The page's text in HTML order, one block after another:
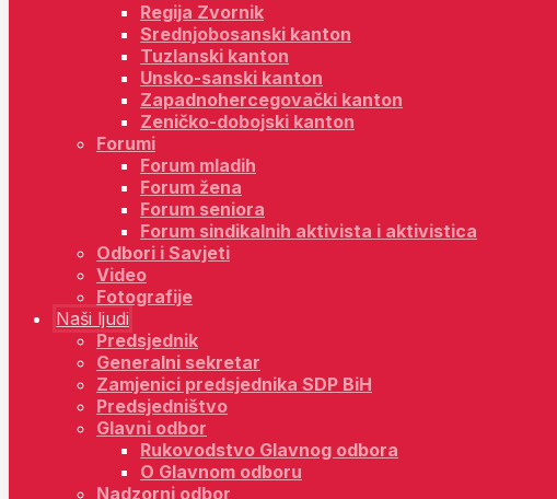
Regija Zvornik
Srednjobosanski kanton
Tuzlanski kanton
Unsko-sanski kanton
Zapadnohercegovački kanton
Zeničko-dobojski kanton
Forumi
Forum mladih
Forum žena
Forum seniora
Forum sindikalnih aktivista i aktivistica
Odbori i Savjeti
Video
Fotografije
Naši ljudi
Predsjednik
Generalni sekretar
Zamjenici predsjednika SDP BiH
Predsjedništvo
Glavni odbor
Rukovodstvo Glavnog odbora
O Glavnom odboru
Nadzorni odbor